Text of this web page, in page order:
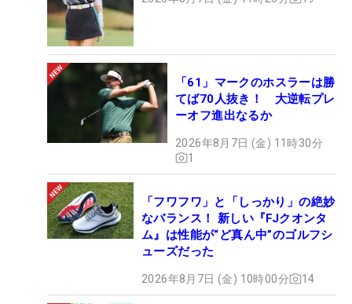
「61」マークのホスラーは勝
てば70人抜き！ 大逆転プレ
ーオフ進出なるか
2026年8月7日 (金) 11時30分
1
「フワフワ」と「しっかり」の絶妙
なバランス！ 新しい『FJクオンタ
ム』は性能が“ど真ん中”のゴルフシ
ューズだった
2026年8月7日 (金) 10時00分 14